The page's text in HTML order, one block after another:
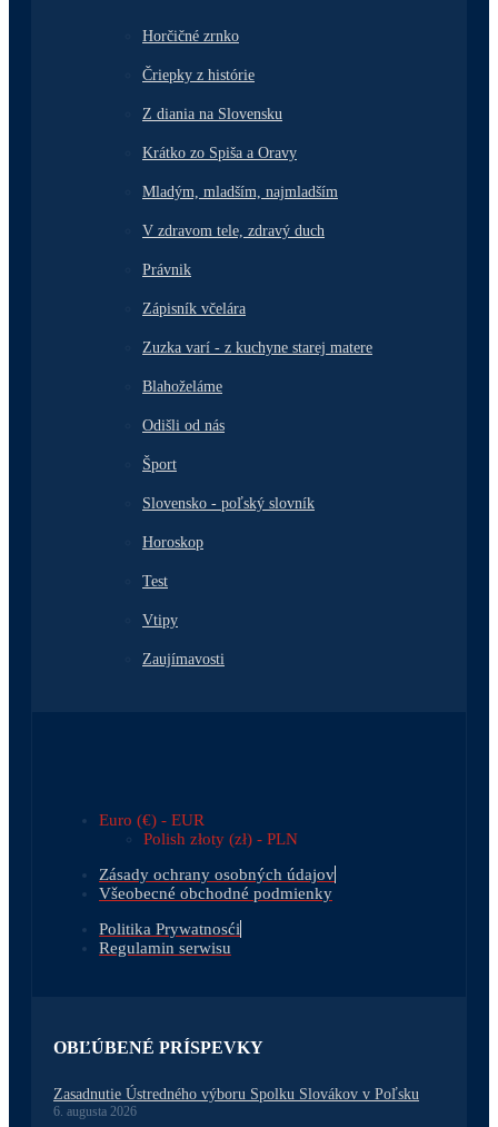
Horčičné zrnko
Čriepky z histórie
Z diania na Slovensku
Krátko zo Spiša a Oravy
Mladým, mladším, najmladším
V zdravom tele, zdravý duch
Právnik
Zápisník včelára
Zuzka varí - z kuchyne starej matere
Blahoželáme
Odišli od nás
Šport
Slovensko - poľský slovník
Horoskop
Test
Vtipy
Zaujímavosti
Euro (€) - EUR
Polish złoty (zł) - PLN
Zásady ochrany osobných údajov
Všeobecné obchodné podmienky
Politika Prywatnosći
Regulamin serwisu
OBĽÚBENÉ PRÍSPEVKY
Zasadnutie Ústredného výboru Spolku Slovákov v Poľsku
6. augusta 2026